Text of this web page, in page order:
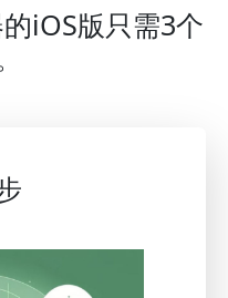
iOS版只需3个